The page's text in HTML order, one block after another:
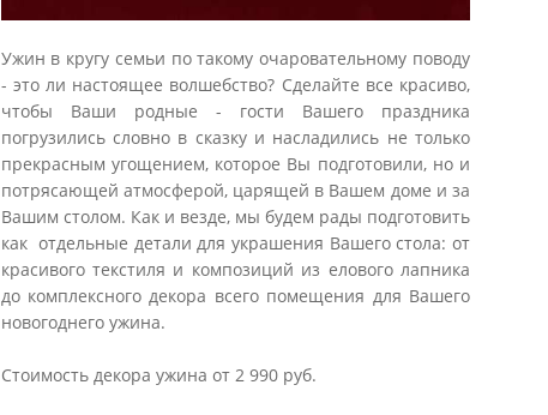
Ужин в кругу семьи по такому очаровательному поводу
- это ли настоящее волшебство? Сделайте все красиво,
чтобы Ваши родные - гости Вашего праздника
погрузились словно в сказку и насладились не только
прекрасным угощением, которое Вы подготовили, но и
потрясающей атмосферой, царящей в Вашем доме и за
Вашим столом. Как и везде, мы будем рады подготовить
как отдельные детали для украшения Вашего стола: от
красивого текстиля и композиций из елового лапника
до комплексного декора всего помещения для Вашего
новогоднего ужина.
Стоимость декора ужина от 2 990 руб.